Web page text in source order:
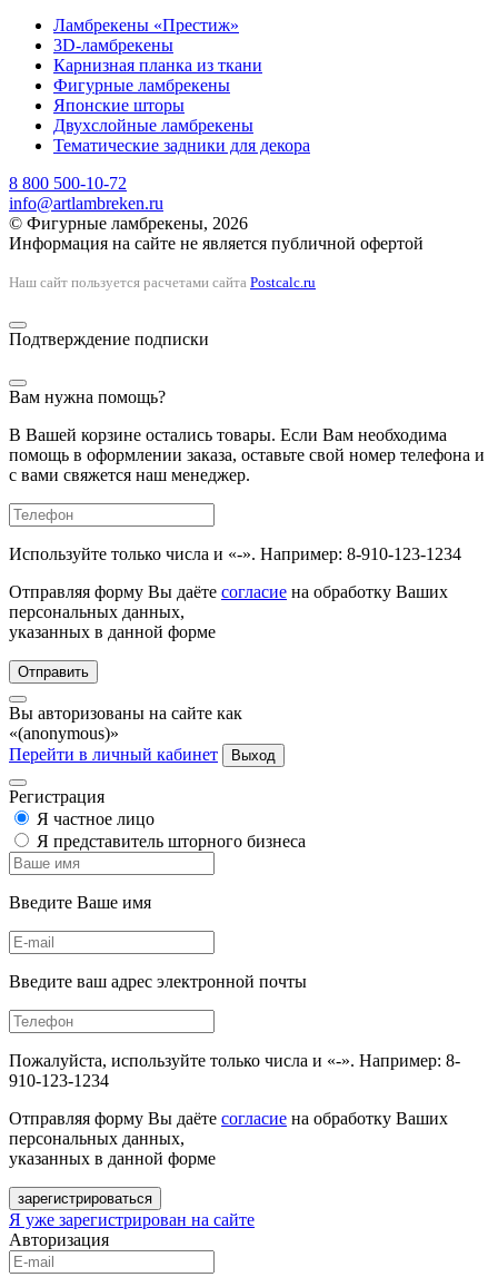
Ламбрекены «Престиж»
3D-ламбрекены
Карнизная планка из ткани
Фигурные ламбрекены
Японские шторы
Двухслойные ламбрекены
Тематические задники для декора
8 800 500-10-72
info@artlambreken.ru
© Фигурные ламбрекены, 2026
Информация на сайте не является публичной офертой
Наш сайт пользуется расчетами сайта Postcalc.ru
Подтверждение подписки
Вам нужна помощь?
В Вашей корзине остались товары. Если Вам необходима
помощь в оформлении заказа, оставьте свой номер телефона и
с вами свяжется наш менеджер.
Используйте только числа и «-». Например: 8-910-123-1234
Отправляя форму Вы даёте согласие на обработку Ваших
персональных данных,
указанных в данной форме
Отправить
Вы авторизованы на сайте как
«(anonymous)»
Перейти в личный кабинет
Выход
Регистрация
Я частное лицо
Я представитель шторного бизнеса
Введите Ваше имя
Введите ваш адрес электронной почты
Пожалуйста, используйте только числа и «-». Например: 8-
910-123-1234
Отправляя форму Вы даёте согласие на обработку Ваших
персональных данных,
указанных в данной форме
зарегистрироваться
Я уже зарегистрирован на сайте
Авторизация